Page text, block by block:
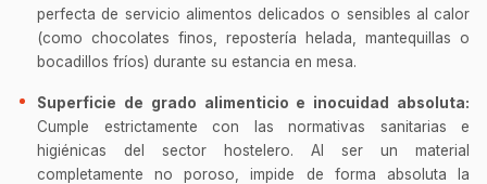
perfecta de servicio alimentos delicados o sensibles al calor
(como chocolates finos, repostería helada, mantequillas o
bocadillos fríos) durante su estancia en mesa.
Superficie de grado alimenticio e inocuidad absoluta:
Cumple estrictamente con las normativas sanitarias e
higiénicas del sector hostelero. Al ser un material
completamente no poroso, impide de forma absoluta la